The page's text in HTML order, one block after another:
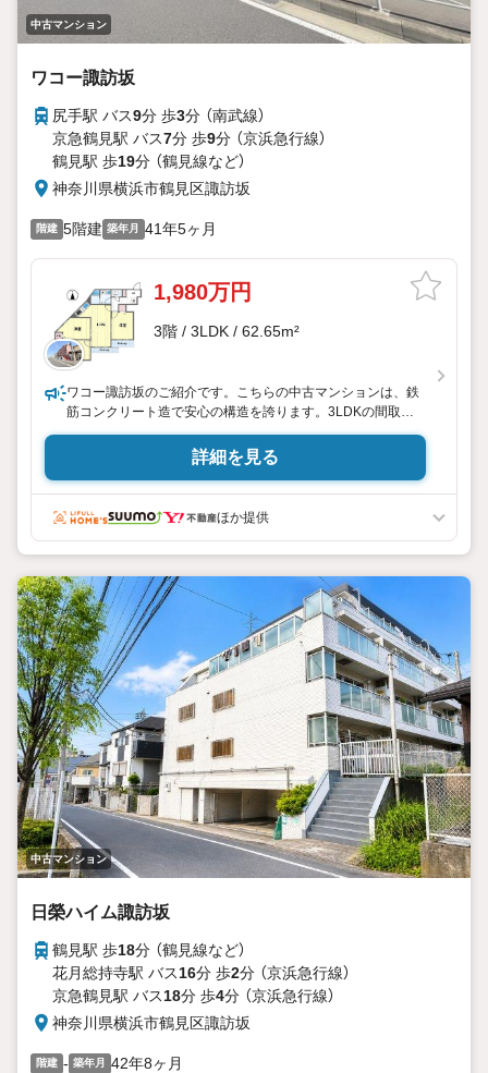
中古マンション
ワコー諏訪坂
尻手駅 バス9分 歩3分 （南武線）
京急鶴見駅 バス7分 歩9分 （京浜急行線）
鶴見駅 歩19分 （鶴見線など）
神奈川県横浜市鶴見区諏訪坂
階建 5階建 築年月 41年5ヶ月
1,980万円
3階 / 3LDK / 62.65m²
ワコー諏訪坂のご紹介です。こちらの中古マンションは、鉄
筋コンクリート造で安心の構造を誇ります。3LDKの間取り
は、家族での生活に適した広さを提供します。収納も充実し
ており、クローゼットやシューズボックスを完備。日常の買
い物には徒歩10分以内のスーパーが便利です。横浜西口で35
年。信頼と実績のセンチュリー21スターライフにお任せくだ
さい。
インターネット未公開やセンチュリー21ならではの物件も豊
「センチュリオン獲得店舗」
全国約970店舗あるセンチュリー21のお店。その中でも、ア
メリカ本部が設ける一定基準を満たした、上位4％しか受賞
できない賞。それが「センチュリオン」です。 弊社はそのセン
チュリオンを2003年から欠かすことなく受賞し続けておりま
す。
「住宅ローン相談会」
お客様にあった無理のない住宅ローンの試算やご購入の際に
実際かかる諸費用の概算も行っております。人生最大のお買
い物になりますので、しっかりとした資金計画のアドバイス
をさせて頂きます。
詳細を見る
ほか提供
中古マンション
日榮ハイム諏訪坂
鶴見駅 歩18分 （鶴見線など）
花月総持寺駅 バス16分 歩2分 （京浜急行線）
京急鶴見駅 バス18分 歩4分 （京浜急行線）
神奈川県横浜市鶴見区諏訪坂
階建 - 築年月 42年8ヶ月